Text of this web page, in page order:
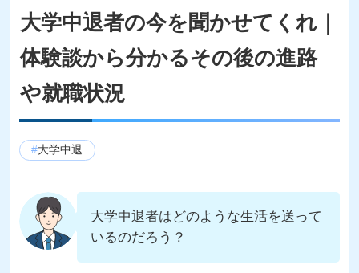
大学中退者の今を聞かせてくれ｜
体験談から分かるその後の進路
や就職状況
大学中退
大学中退者はどのような生活を送って
いるのだろう？